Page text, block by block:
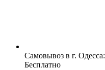
Самовывоз в г. Одесса:
Бесплатно